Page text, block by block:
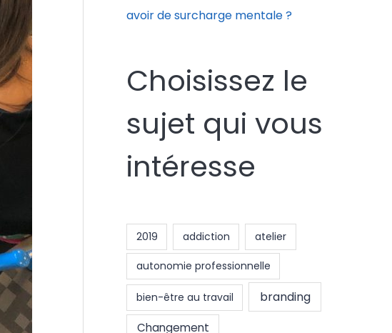
avoir de surcharge mentale ?
Choisissez le
sujet qui vous
intéresse
2019 addiction atelier
autonomie professionnelle
bien-être au travail branding
Changement